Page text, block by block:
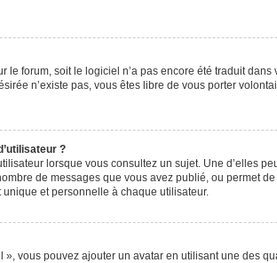
le forum, soit le logiciel n’a pas encore été traduit
n’existe pas, vous êtes libre de vous porter
?
lorsque vous consultez un sujet. Une d’elles
de messages que vous avez publié, ou permet
et personnelle à chaque utilisateur.
vous pouvez ajouter un avatar en utilisant une des